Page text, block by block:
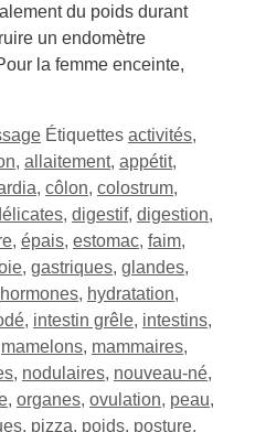
du poids durant
un endomètre
la femme enceinte,
Étiquettes activités,
, allaitement, appétit,
, côlon, colostrum,
, digestif, digestion,
, épais, estomac, faim,
, gastriques, glandes,
hormones, hydratation,
, intestin grêle, intestins,
mamelons, mammaires,
, nodulaires, nouveau-né,
, organes, ovulation, peau,
, pizza, poids, posture,